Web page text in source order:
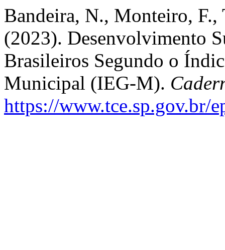
Bandeira, N., Monteiro, F.,
(2023). Desenvolvimento
Brasileiros Segundo o
Municipal (IEG-M).
https://www.tce.sp.gov.br/